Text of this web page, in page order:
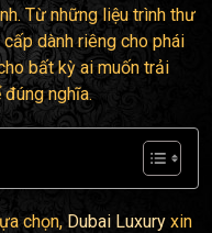
Từ những liệu trình thư
dành riêng cho phái
bất kỳ ai muốn trải
nghĩa.
chọn, Dubai Luxury xin